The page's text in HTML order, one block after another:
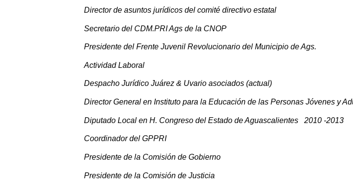
Director de asuntos jurídicos del comité directivo estatal
Secretario del CDM.PRI Ags de la CNOP
Presidente del Frente Juvenil Revolucionario del Municipio de Ags.
Actividad Laboral
Despacho Jurídico Juárez & Uvario asociados (actual)
Director General en Instituto para la Educación de las Personas Jóvenes y
Diputado Local en H. Congreso del Estado de Aguascalientes   2010 -2013
Coordinador del GPPRI
Presidente de la Comisión de Gobierno
Presidente de la Comisión de Justicia